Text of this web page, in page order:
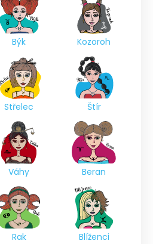
Býk Kozoroh
Střelec Štír
Váhy Beran
Rak Blíženci